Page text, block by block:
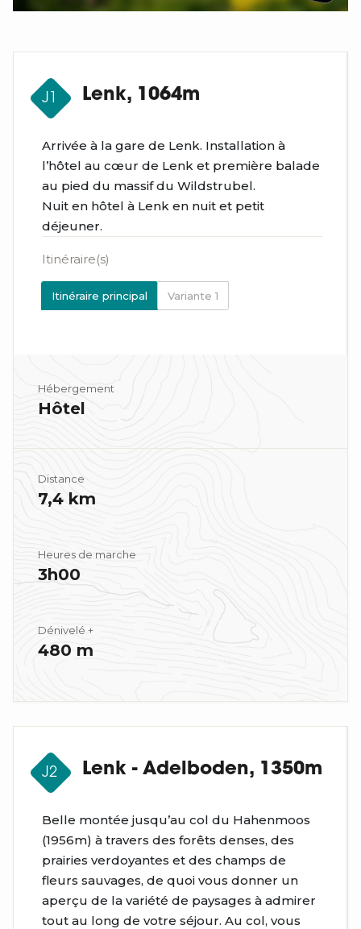
J1 Lenk, 1064m
Arrivée à la gare de Lenk. Installation à
l’hôtel au cœur de Lenk et première balade
au pied du massif du Wildstrubel.
Nuit en hôtel à Lenk en nuit et petit
déjeuner.
Itinéraire(s)
Itinéraire principal Variante 1
Hébergement
Hôtel
Distance
7,4 km
Heures de marche
3h00
Dénivelé +
480 m
J2 Lenk - Adelboden, 1350m
Belle montée jusqu’au col du Hahenmoos
(1956m) à travers des forêts denses, des
prairies verdoyantes et des champs de
fleurs sauvages, de quoi vous donner un
aperçu de la variété de paysages à admirer
tout au long de votre séjour. Au col, vous